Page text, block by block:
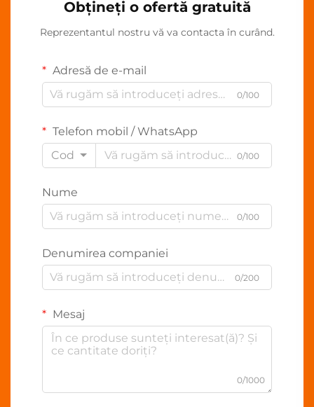
Obțineți o ofertă gratuită
Reprezentantul nostru vă va contacta în curând.
Adresă de e-mail
0/100
Telefon mobil / WhatsApp
Cod
0/100
Nume
0/100
Denumirea companiei
0/200
Mesaj
0/1000